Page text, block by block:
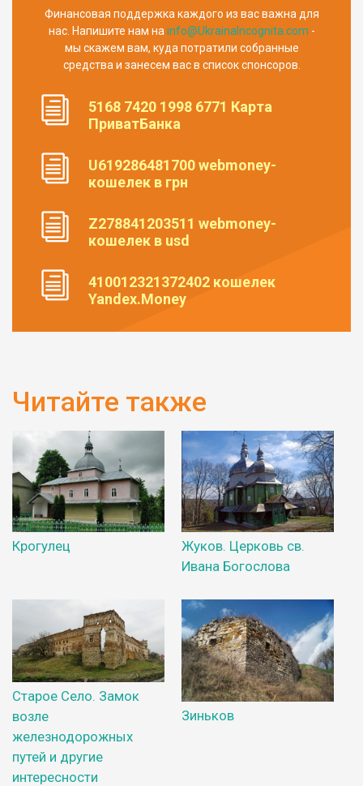
Финансовая поддержка каждого из вас важна для
нас. Напишите нам наinfo@UkrainaIncognita.com -
мы скажем вам, куда потратили собранные
средства и занесем вас в список спонсоров.
5168 7420 1998 6771 Карта
ПриватБанка
U619286481700 webmoney-
кошелек в грн
Z278841203511 webmoney-
кошелек в usd
410012321372402 кошелек
Yandex.Money
Читайте также
Крогулец
Жуков. Церковь св.
Ивана Богослова
Старое Село. Замок
возле
железнодорожных
путей и другие
интересности
Зиньков